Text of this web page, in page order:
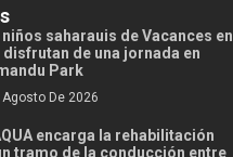
saharauis de Vacances en
disfrutan de una jornada en
Park
Agosto De 2026
encarga la rehabilitación
tramo de la conducción entre